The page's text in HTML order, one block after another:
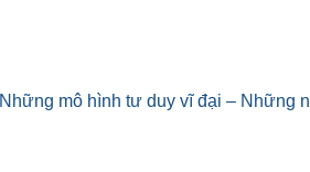
Những mô hình tư duy vĩ đại – Những